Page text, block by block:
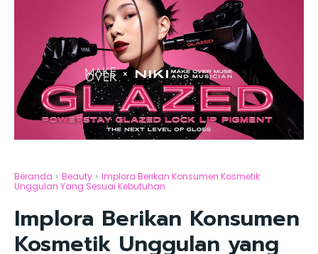
Beranda Beauty
Implora Berikan Konsumen Kosmetik
Unggulan Yang Sesuai Kebutuhan
Implora Berikan Konsumen
Kosmetik Unggulan yang